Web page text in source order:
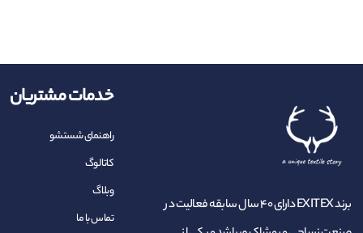
برند EXITEX دارای ۴۰ سال سابقه فعالیت در
خدمات مشتریان
راهنمای شستشو
کاتالوگ
وبلاگ
تماس با ما